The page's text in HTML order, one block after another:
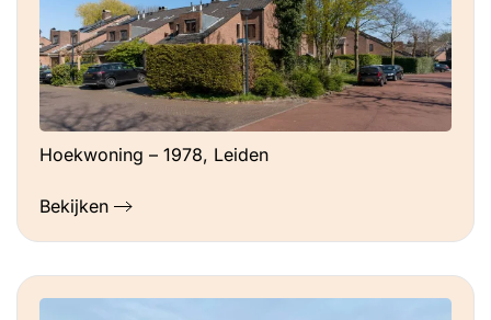
Hoekwoning – 1978, Leiden
Bekijken